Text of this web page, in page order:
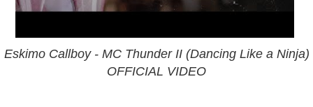
Eskimo Callboy - MC Thunder II (Dancing Like a Ninja)
OFFICIAL VIDEO